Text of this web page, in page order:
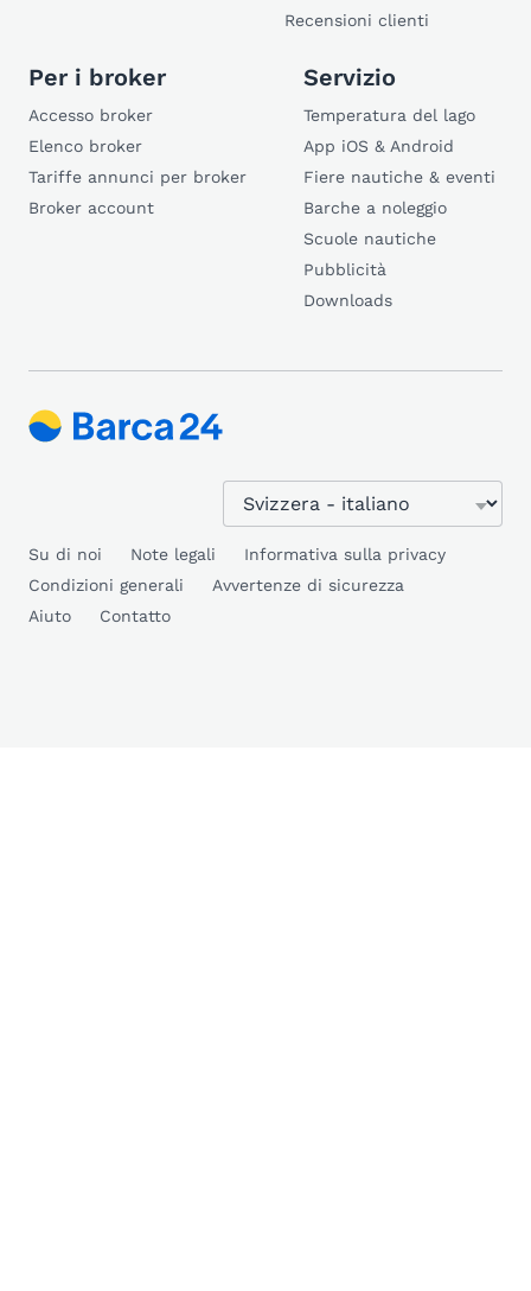
Recensioni clienti
Per i broker
Accesso broker
Elenco broker
Tariffe annunci per broker
Broker account
Servizio
Temperatura del lago
App iOS & Android
Fiere nautiche & eventi
Barche a noleggio
Scuole nautiche
Pubblicità
Downloads
Su di noi Note legali
Informativa sulla privacy
Condizioni generali
Avvertenze di sicurezza
Aiuto
Contatto